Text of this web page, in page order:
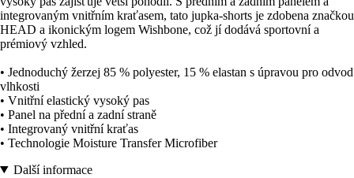
integrovaným vnitřním kraťasem, tato jupka-shorts je zdobena značkou
HEAD a ikonickým logem Wishbone, což jí dodává sportovní a
prémiový vzhled.
• Jednoduchý žerzej 85 % polyester, 15 % elastan s úpravou pro odvod
vlhkosti
• Vnitřní elastický vysoký pas
• Panel na přední a zadní straně
• Integrovaný vnitřní kraťas
• Technologie Moisture Transfer Microfiber
Další informace